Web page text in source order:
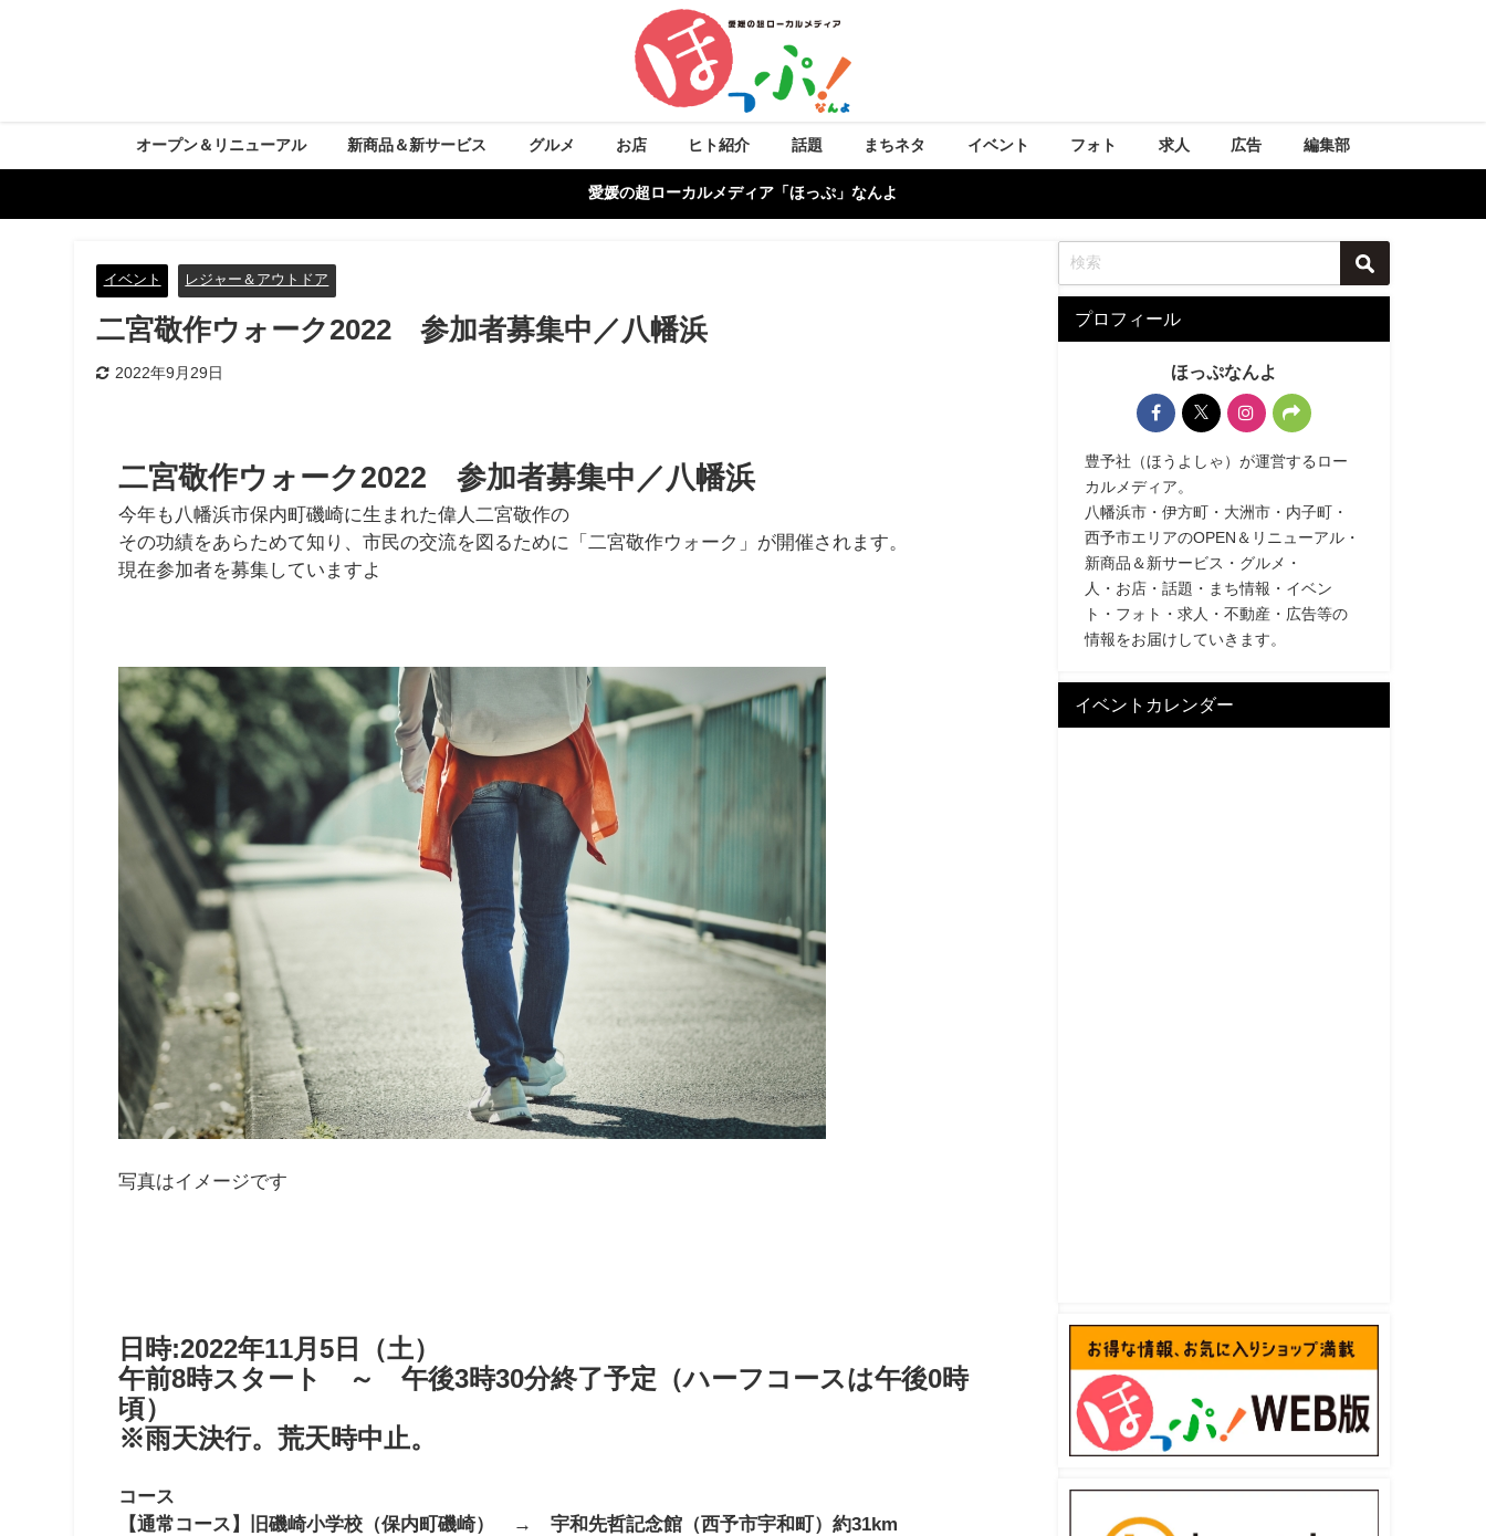
オープン＆リニューアル 新商品＆新サービス グルメ お店 ヒト紹介 話題 まちネタ イベント フォト 求人 広告 編集部
愛媛の超ローカルメディア「ほっぷ」なんよ
イベント レジャー＆アウトドア
二宮敬作ウォーク2022 参加者募集中／八幡浜
2022年9月29日
二宮敬作ウォーク2022 参加者募集中／八幡浜
今年も八幡浜市保内町磯崎に生まれた偉人二宮敬作の
その功績をあらためて知り、市民の交流を図るために「二宮敬作ウォーク」が開催されます。
現在参加者を募集していますよ
写真はイメージです
日時:2022年11月5日（土）
午前8時スタート ～ 午後3時30分終了予定（ハーフコースは午後0時
頃）
※雨天決行。荒天時中止。
コース
【通常コース】旧磯崎小学校（保内町磯崎） → 宇和先哲記念館（西予市宇和町）約31km
プロフィール
ほっぷなんよ
豊予社（ほうよしゃ）が運営するロー
カルメディア。
八幡浜市・伊方町・大洲市・内子町・
西予市エリアのOPEN＆リニューアル・
新商品＆新サービス・グルメ・
人・お店・話題・まち情報・イベン
ト・フォト・求人・不動産・広告等の
情報をお届けしていきます。
イベントカレンダー